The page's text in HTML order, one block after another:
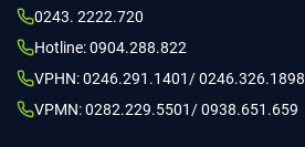
0243. 2222.720
Hotline: 0904.288.822
VPHN: 0246.291.1401/ 0246.326.1898
VPMN: 0282.229.5501/ 0938.651.659